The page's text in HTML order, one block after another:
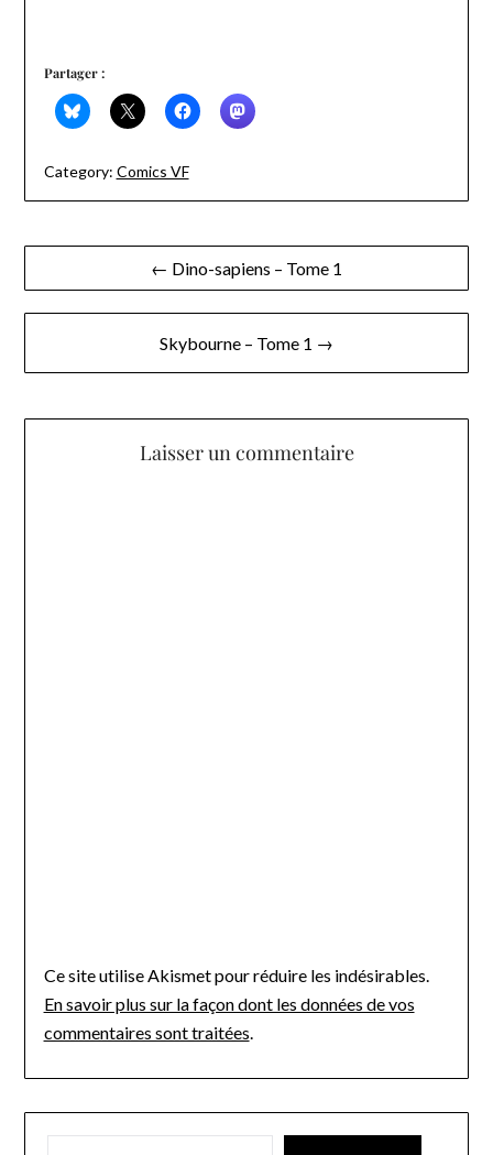
Partager :
Category: Comics VF
Navigation
de
← Dino-sapiens – Tome 1
Skybourne – Tome 1 →
Laisser un commentaire
Ce site utilise Akismet pour réduire les indésirables.
En savoir plus sur la façon dont les données de vos
commentaires sont traitées.